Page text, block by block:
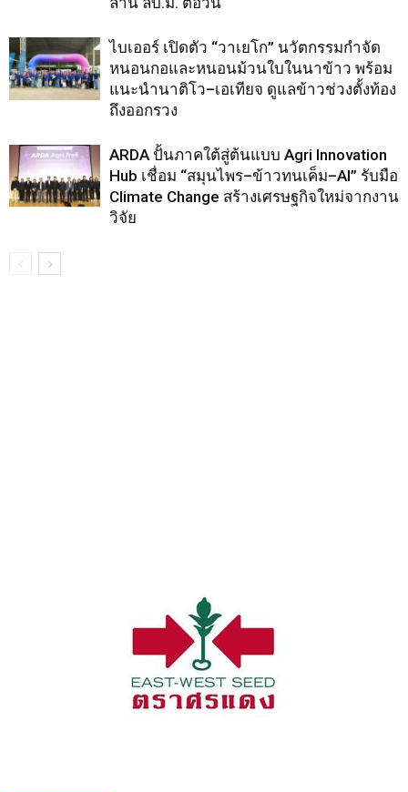
ไบเออร์ เปิดตัว “วาเยโก” นวัตกรรมกำจัด
หนอนกอและหนอนม้วนใบในนาข้าว พร้อม
แนะนำนาติโว–เอเทียจ ดูแลข้าวช่วงตั้งท้อง
ถึงออกรวง
ARDA ปั้นภาคใต้สู่ต้นแบบ Agri Innovation
Hub เชื่อม “สมุนไพร–ข้าวทนเค็ม–AI” รับมือ
Climate Change สร้างเศรษฐกิจใหม่จากงาน
วิจัย